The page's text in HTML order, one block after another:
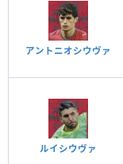
アントニオシウヴァ
ルイシウヴァ